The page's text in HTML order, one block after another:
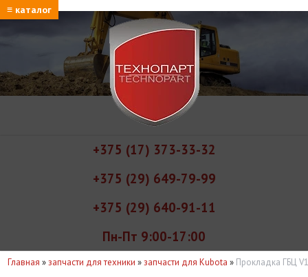
≡ каталог
+375 (17) 373-33-32
+375 (29) 649-79-99
+375 (29) 640-91-11
Пн-Пт 9:00-17:00
Главная »запчасти для техники »запчасти для Kubota » Прокладка ГБЦ